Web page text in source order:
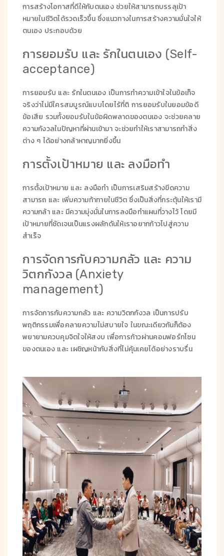
การสร้างโอกาสที่ดีให้กับตนเอง ช่วยให้สามารถบรรลุเป้า
หมายในชีวิตได้รวดเร็วขึ้น ซึ่งแนวทางในการสร้างความมั่นใจให้
ตนเอง ประกอบด้วย
การยอมรับ และ รักในตนเอง (Self-
acceptance)
การยอมรับ และ รักในตนเอง เป็นการทำความเข้าใจในข้อเท็จ
จริงว่าไม่มีใครสมบูรณ์แบบโดยไร้ที่ติ การยอมรับในยอมข้อดี
ข้อเสีย รวมทั้งยอมรับในข้อผิดพลาดของตนเอง จะช่วยคลาย
ความกังวลในปัญหาที่ผ่านเข้ามา จะช่วยทำให้เราสามารถทำสิ่ง
ต่าง ๆ ได้อย่างกล้าหาญมากยิ่งขึ้น
การตั้งเป้าหมาย และ ลงมือทำ
การตั้งเป้าหมาย และ ลงมือทำ เป็นการเสริมสร้างขีดความ
สามารถ และ เพิ่มความท้าทายในชีวิต ซึ่งเป็นสิ่งที่กระตุ้นให้เรามี
ความกล้า และ มีความมุ่งมั่นในการลงมือทำแผนที่วางไว้ โดยมี
เป้าหมายที่ชัดเจนเป็นแรงผลักดันให้เราอยากก้าวไปสู่ความ
สำเร็จ
การจัดการกับความกลัว และ ความ
วิตกกังวล (Anxiety
management)
การจัดการกับความกลัว และ ความวิตกกังวล เป็นการปรับ
พฤติกรรมเพื่อคลายความไม่สบายใจ ในขณะเดียวกันก็ต้อง
พยายามควบคุมจิตใจให้สงบ เพื่อการก้าวผ่านคอมฟอร์ทโซน
ของตนเอง และ เผชิญหน้ากับสิ่งที่ไม่คุ้นเคยได้อย่างราบรื่น